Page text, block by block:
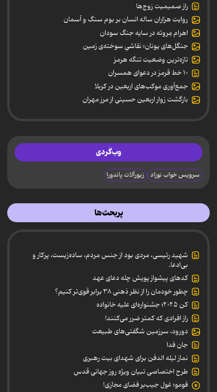
راز صمیمیت زوج‌ها
روایت هزاران ساله انسان بر بوم سنگ و آسمان
اهرام مِروئه در سایه جنگ سودان
جنگل‌های یونان؛ نقاشیِ سوخته‌ی زمین
تازه‌ترین وضعیت تنگه هرمز
۱۰ خط قرمز در دعوای همسران
جمع‌آوری موکب‌های اربعین در کربلا
بازگشت زوار اربعین حسینی از مرز مهران
وب‌گردی
سرویس خواب نوزاد زیورآلات پاندورا
پربحث‌ها
شهید رئیسی، مردی بود از جنس مردم، ساده‌زیست، پرکار و
بی‌ادعا.
کدهای پیشواز پویش چله دعای عهد
چطور خودمان را از نظر ذهنی ۳۸ برابر قوی‌تر کنیم؟
کن ۲۰۲۵؛ جشنواره‌ای علیه خانواده
راز افرادی که کمتر ضرر می‌کنند!
دورود، سرزمین شگفتی‌های طبیعت
جان فدا
نماز لیله الدفن برای شهدای بیت رهبری
طرح اختصاصی تبیان ویژه روز جهانی قدس
فومو؛ غول جیب‌بر فضای مجازی!